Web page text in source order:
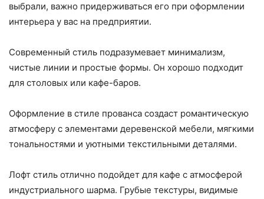
выбрали, важно придерживаться его при оформлении
интерьера у вас на предприятии.
Современный стиль подразумевает минимализм,
чистые линии и простые формы. Он хорошо подходит
для столовых или кафе-баров.
Оформление в стиле прованса создаст романтическую
атмосферу с элементами деревенской мебели, мягкими
тональностями и уютными текстильными деталями.
Лофт стиль отлично подойдет для кафе с атмосферой
индустриального шарма. Грубые текстуры, видимые